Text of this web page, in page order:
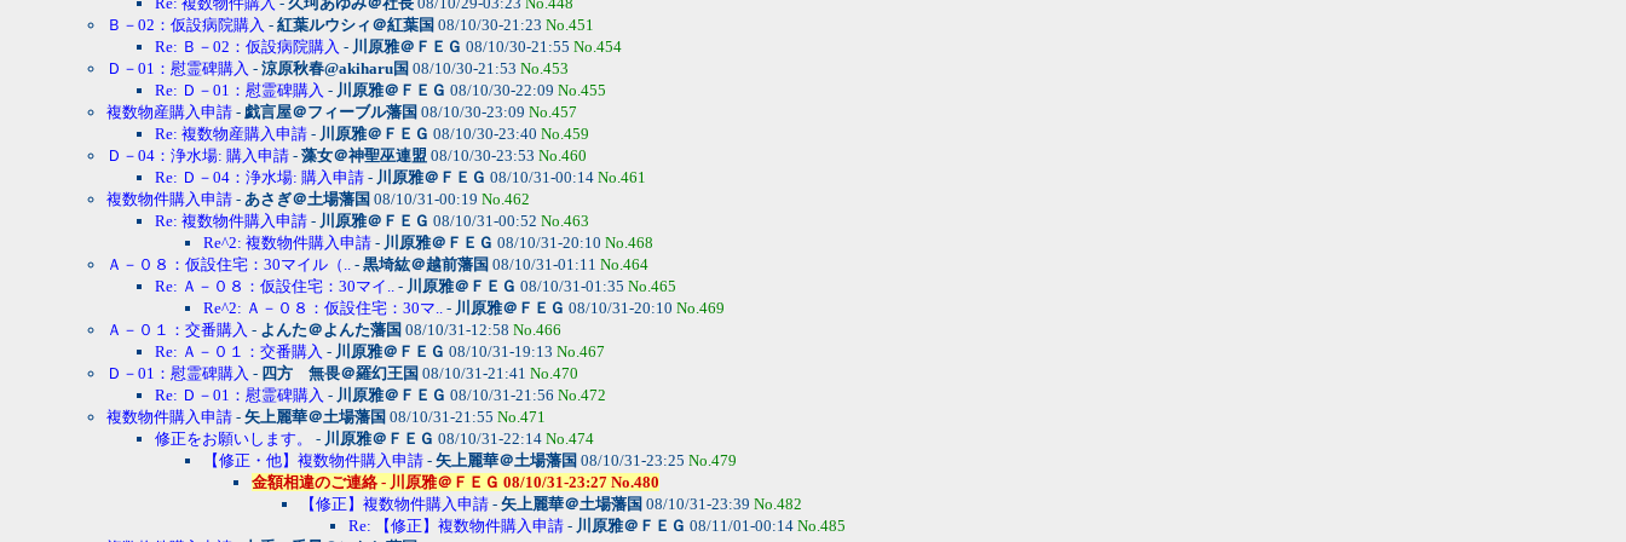
Ｂ－02：仮設病院購入 - 紅葉ルウシィ＠紅葉国 08/10/30-21:23 No.451
Re: Ｂ－02：仮設病院購入 - 川原雅＠ＦＥＧ 08/10/30-21:55 No.454
Ｄ－01：慰霊碑購入 - 涼原秋春@akiharu国 08/10/30-21:53 No.453
Re: Ｄ－01：慰霊碑購入 - 川原雅＠ＦＥＧ 08/10/30-22:09 No.455
複数物産購入申請 - 戯言屋＠フィーブル藩国 08/10/30-23:09 No.457
Re: 複数物産購入申請 - 川原雅＠ＦＥＧ 08/10/30-23:40 No.459
Ｄ－04：浄水場: 購入申請 - 藻女＠神聖巫連盟 08/10/30-23:53 No.460
Re: Ｄ－04：浄水場: 購入申請 - 川原雅＠ＦＥＧ 08/10/31-00:14 No.461
複数物件購入申請 - あさぎ＠土場藩国 08/10/31-00:19 No.462
Re: 複数物件購入申請 - 川原雅＠ＦＥＧ 08/10/31-00:52 No.463
Re^2: 複数物件購入申請 - 川原雅＠ＦＥＧ 08/10/31-20:10 No.468
Ａ－０８：仮設住宅：30マイル（.. - 黒埼紘＠越前藩国 08/10/31-01:11 No.464
Re: Ａ－０８：仮設住宅：30マイ.. - 川原雅＠ＦＥＧ 08/10/31-01:35 No.465
Re^2: Ａ－０８：仮設住宅：30マ.. - 川原雅＠ＦＥＧ 08/10/31-20:10 No.469
Ａ－０１：交番購入 - よんた＠よんた藩国 08/10/31-12:58 No.466
Re: Ａ－０１：交番購入 - 川原雅＠ＦＥＧ 08/10/31-19:13 No.467
Ｄ－01：慰霊碑購入 - 四方 無畏＠羅幻王国 08/10/31-21:41 No.470
Re: Ｄ－01：慰霊碑購入 - 川原雅＠ＦＥＧ 08/10/31-21:56 No.472
複数物件購入申請 - 矢上麗華＠土場藩国 08/10/31-21:55 No.471
修正をお願いします。
- 川原雅＠ＦＥＧ 08/10/31-22:14 No.474
【修正・他】複数物件購入申請 - 矢上麗華＠土場藩国 08/10/31-23:25 No.479
金額相違のご連絡 - 川原雅＠ＦＥＧ 08/10/31-23:27 No.480
【修正】複数物件購入申請 - 矢上麗華＠土場藩国 08/10/31-23:39 No.482
Re: 【修正】複数物件購入申請 - 川原雅＠ＦＥＧ 08/11/01-00:14 No.485